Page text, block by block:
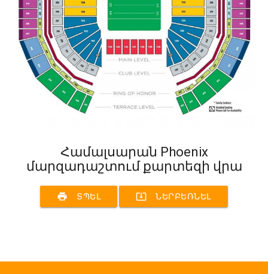
Համալսարան Phoenix
մարզադաշտում քարտեզի վրա
print ՏՊԵԼ system_update_alt ՆԵՐԲԵՌՆԵԼ